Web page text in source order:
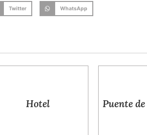
Twitter WhatsApp
Puente de Los Carros